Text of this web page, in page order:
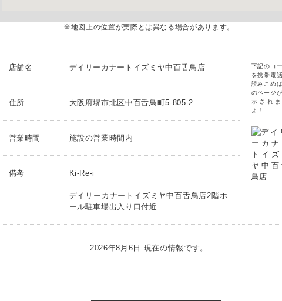
※地図上の位置が実際とは異なる場合があります。
店舗名 デイリーカナートイズミヤ中百舌鳥店
下記のコ
を携帯電
読みこめ
のページ
示され
よ！
住所 大阪府堺市北区中百舌鳥町5-805-2
営業時間 施設の営業時間内
備考 Ki-Re-i
デイリーカナートイズミヤ中百舌鳥店2階ホ
ール駐車場出入り口付近
2026年8月6日 現在の情報です。